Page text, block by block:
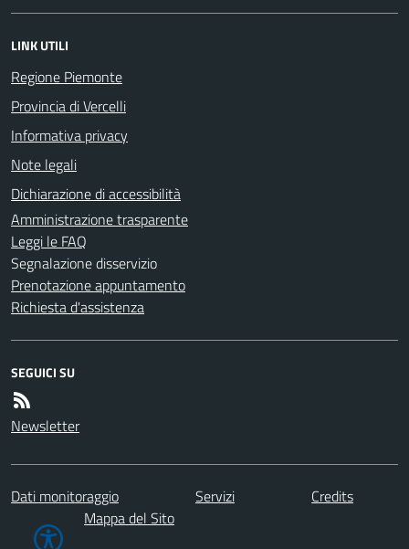
LINK UTILI
Regione Piemonte
Provincia di Vercelli
Informativa privacy
Note legali
Dichiarazione di accessibilità
Amministrazione trasparente
Leggi le FAQ
Segnalazione disservizio
Prenotazione appuntamento
Richiesta d'assistenza
SEGUICI SU
Newsletter
Dati monitoraggio Servizi
Credits
Mappa del Sito